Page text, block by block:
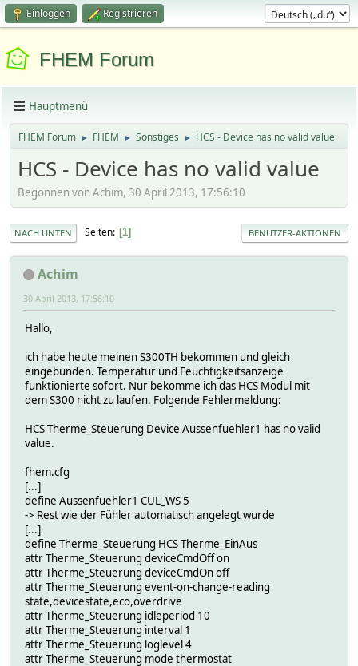
Einloggen Registrieren
FHEM Forum
Hauptmenü
FHEM Forum ► FHEM ► Sonstiges ► HCS - Device has no valid value
HCS - Device has no valid value
Begonnen von Achim, 30 April 2013, 17:56:10
NACH UNTEN Seiten 1 BENUTZER-AKTIONEN
Achim
30 April 2013, 17:56:10
Hallo,
ich habe heute meinen S300TH bekommen und gleich
eingebunden. Temperatur und Feuchtigkeitsanzeige
funktionierte sofort. Nur bekomme ich das HCS Modul mit
dem S300 nicht zu laufen. Folgende Fehlermeldung:
HCS Therme_Steuerung Device Aussenfuehler1 has no valid
value.
fhem.cfg
[...]
define Aussenfuehler1 CUL_WS 5
-> Rest wie der Fühler automatisch angelegt wurde
[...]
define Therme_Steuerung HCS Therme_EinAus
attr Therme_Steuerung deviceCmdOff on
attr Therme_Steuerung deviceCmdOn off
attr Therme_Steuerung event-on-change-reading
state,devicestate,eco,overdrive
attr Therme_Steuerung idleperiod 10
attr Therme_Steuerung interval 1
attr Therme_Steuerung loglevel 4
attr Therme_Steuerung mode thermostat